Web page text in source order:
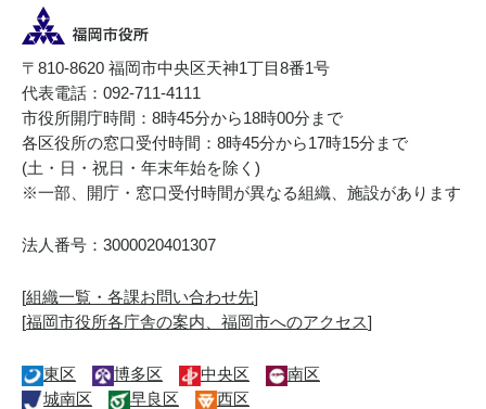
〒810-8620 福岡市中央区天神1丁目8番1号
代表電話：092-711-4111
市役所開庁時間：8時45分から18時00分まで
各区役所の窓口受付時間：8時45分から17時15分まで
(土・日・祝日・年末年始を除く)
※一部、開庁・窓口受付時間が異なる組織、施設があります
法人番号：3000020401307
[組織一覧・各課お問い合わせ先]
[福岡市役所各庁舎の案内、福岡市へのアクセス]
東区 博多区 中央区
南区
城南区
早良区 西区